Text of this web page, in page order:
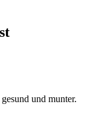
und munter.